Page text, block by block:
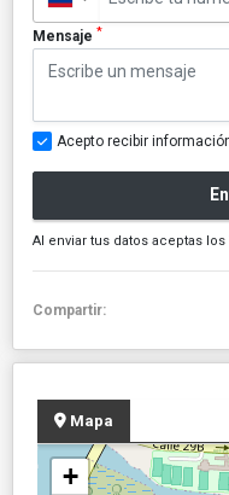
Mensaje *
Acepto recibir
Al enviar tus datos aceptas los
Compartir:
Mapa
+